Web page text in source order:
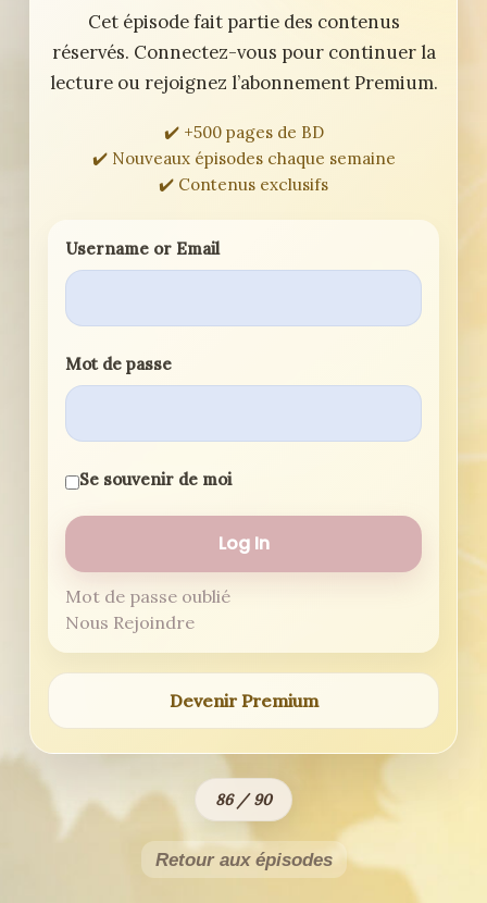
Cet épisode fait partie des contenus
réservés. Connectez-vous pour continuer la
lecture ou rejoignez l’abonnement Premium.
✔️ +500 pages de BD
✔️ Nouveaux épisodes chaque semaine
✔️ Contenus exclusifs
Username or Email
Mot de passe
Se souvenir de moi
Mot de passe oublié
Nous Rejoindre
Devenir Premium
86 / 90
Retour aux épisodes